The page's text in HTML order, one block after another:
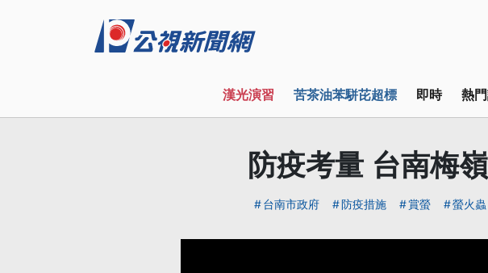
漢光演習 苦茶油苯駢芘超標 即時 熱
防疫考量 台南梅
台南市政府 防疫措施 賞螢 螢火蟲